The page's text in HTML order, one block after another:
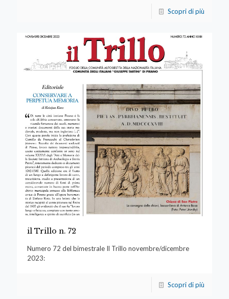
Scopri di più
il Trillo n. 72
Numero 72 del bimestrale Il Trillo novembre/dicembre
2023:
Scopri di più